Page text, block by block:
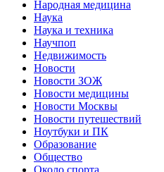
Народная медицина
Наука
Наука и техника
Научпоп
Недвижимость
Новости
Новости ЗОЖ
Новости медицины
Новости Москвы
Новости путешествий
Ноутбуки и ПК
Образование
Общество
Около спорта